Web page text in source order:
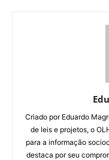
Criado por Eduardo
de leis e projetos, o
para a informação
destaca por seu